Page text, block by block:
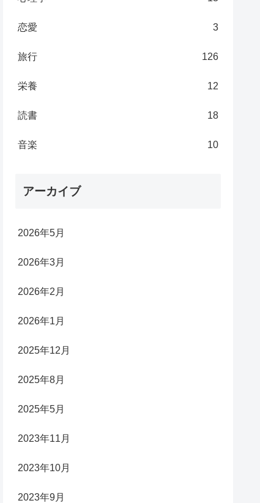
恋愛 3
旅行 126
栄養 12
読書 18
音楽 10
アーカイブ
2026年5月
2026年3月
2026年2月
2026年1月
2025年12月
2025年8月
2025年5月
2023年11月
2023年10月
2023年9月